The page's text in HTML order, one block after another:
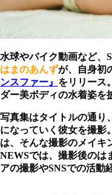
水球やバイク動画など、
はまのあんずが、自身初
ンスファー』 をリリース
ダー美ボディの水着姿を
写真集はタイトルの通り
になっていく彼女を撮影
は、そんな撮影のメイキ
NEWSでは、撮影後のは
アの撮影やSNSでの活動